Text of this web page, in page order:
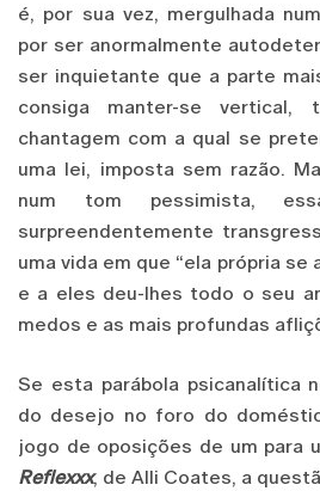
é, por sua vez, mergulhada
por ser anormalmente
ser inquietante que a parte
consiga manter-se vertical,
chantagem com a qual se
uma lei, imposta sem razão.
num tom pessimista,
surpreendentemente
uma vida em que “ela própria se
e a eles deu-lhes todo o seu
medos e as mais profundas
Se esta parábola psicanalítica
do desejo no foro do
jogo de oposições de um para
Reflexxx, de Alli Coates, a